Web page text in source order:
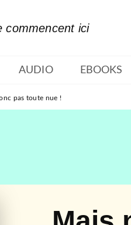
commencent ici
AUDIO EBOOKS
pas toute nue !